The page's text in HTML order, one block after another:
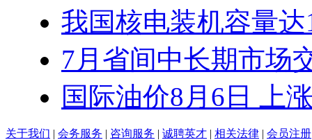
我国核电装机容量达
7月省间中长期市场
国际油价8月6日 上
关于我们 | 会务服务 | 咨询服务 | 诚聘英才 | 相关法律 | 会员注册